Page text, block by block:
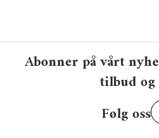
Abonner på vårt
tilbud
Følg oss